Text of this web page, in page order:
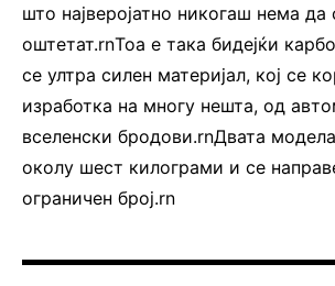
што најверојатно никогаш нема да
оштетат.rnТоа е така бидејќи
се ултра силен материјал, кој се
изработка на многу нешта, од
вселенски бродови.rnДвата
околу шест килограми и се
ограничен број.rn